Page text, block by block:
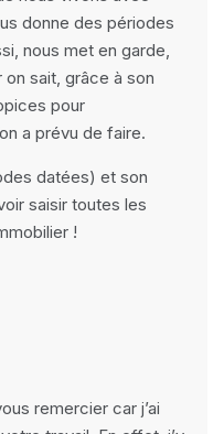
donne des périodes
nous met en garde,
sait, grâce à son
pour
a prévu de faire.
datées) et son
saisir toutes les
!
remercier car j’ai